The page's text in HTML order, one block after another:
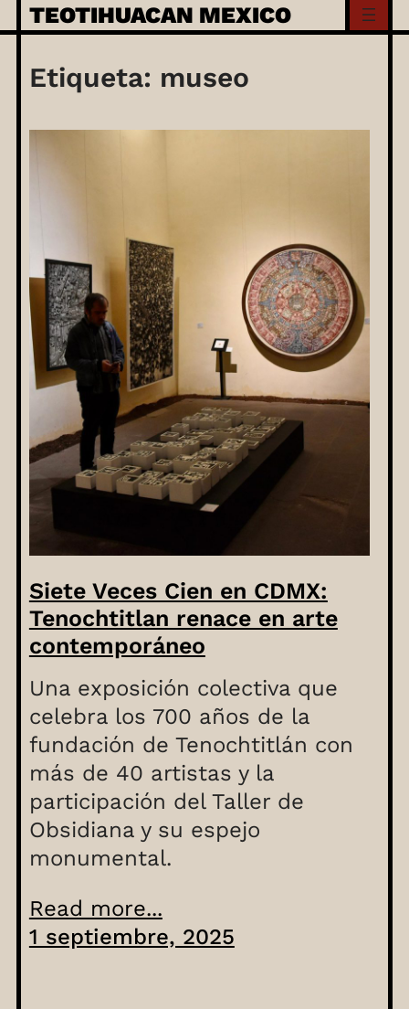
Skip
to
content
TEOTIHUACAN MEXICO
Etiqueta: museo
Siete Veces Cien en CDMX:
Tenochtitlan renace en arte
contemporáneo
Una exposición colectiva que
celebra los 700 años de la
fundación de Tenochtitlán con
más de 40 artistas y la
participación del Taller de
Obsidiana y su espejo
monumental.
Read more...
1 septiembre, 2025